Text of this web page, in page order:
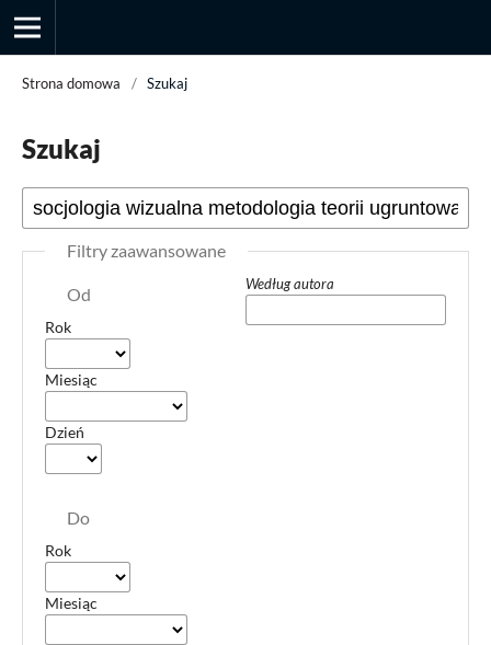
Strona domowa / Szukaj
Szukaj
Filtry zaawansowane
Od
Rok
Miesiąc
Dzień
Do
Rok
Miesiąc
Według autora